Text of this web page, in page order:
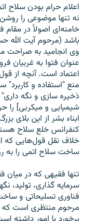
اعلام حرام بودن سلاح
نه تنها موضوعی را
خامنه‌ای اصولاً در مقام
باشد (مرحوم آیت الله
وی انجاميد به صراحت
عنوان فتوا به غربيان
اعتماد است. آنچه از
منع "استفاده و
ذخيره سازی و نگه
شيميايی و ميکربی] را
ابناء بشر از اين بلای
خلاف نقل قول‌هايی که
ساخت سلاح اتمی را به
تنها فقيهی که در
سرمايه گذاری، توليد،
فناوری‏ ‏تسليحاتی و
مرحوم منتظری است که